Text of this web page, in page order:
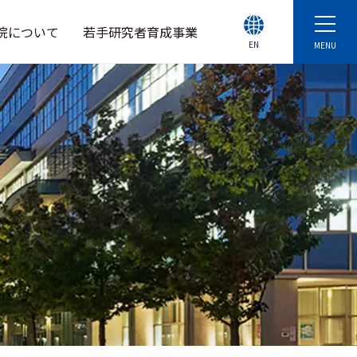
について 若手研究者育成事業
MENU
EN